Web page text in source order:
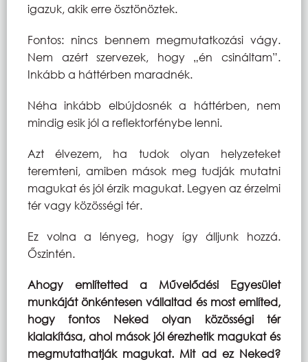
igazuk, akik erre ösztönöztek.
Fontos: nincs bennem megmutatkozási vágy.
Nem azért szervezek, hogy „én csináltam”.
Inkább a háttérben maradnék.
Néha inkább elbújdosnék a háttérben, nem
mindig esik jól a reflektorfénybe lenni.
Azt élvezem, ha tudok olyan helyzeteket
teremteni, amiben mások meg tudják mutatni
magukat és jól érzik magukat. Legyen az érzelmi
tér vagy közösségi tér.
Ez volna a lényeg, hogy így álljunk hozzá.
Őszintén.
Ahogy említetted a Művelődési Egyesület
munkáját önkéntesen vállaltad és most említed,
hogy fontos Neked olyan közösségi tér
kialakítása, ahol mások jól érezhetik magukat és
megmutathatják magukat. Mit ad ez Neked?